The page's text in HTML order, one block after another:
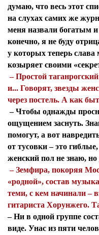
думаю, что весь этот
на слухах самих же
меня назвали богатым
конечно, я не буду
у которых теперь слава
козыряет своими
– Простой
и... Говорят, звезды
через постель. А как
– Чтобы однажды
ощущением заснуть.
помогут, а вот
от тусовки – это
женский пол не знаю,
– Земфира, покоряя
«родной», состав
теми, с кем начинали –
гитариста Хорунжего.
– Ни в одной группе
виде. Унас из пяти